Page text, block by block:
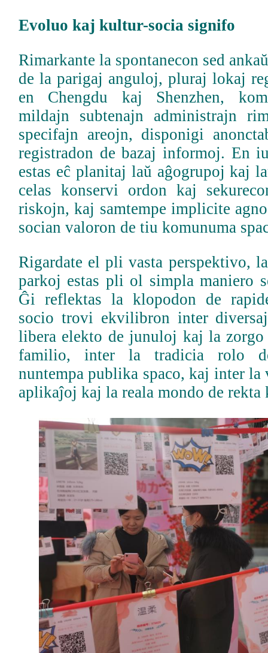
Evoluo kaj kultur-socia signifo
Rimarkante la spontanecon sed
de la parigaj anguloj, pluraj lokaj
en Chengdu kaj Shenzhen,
mildajn subtenajn administrajn
specifajn areojn, disponigi
registradon de bazaj informoj. En
estas eĉ planitaj laŭ aĝogrupoj kaj
celas konservi ordon kaj
riskojn, kaj samtempe implicite
socian valoron de tiu komunuma
Rigardate el pli vasta perspektivo,
parkoj estas pli ol simpla maniero
Ĝi reflektas la klopodon de
socio trovi ekvilibron inter
libera elekto de junuloj kaj la
familio, inter la tradicia rolo
nuntempa publika spaco, kaj inter la
aplikaĵoj kaj la reala mondo de rekta